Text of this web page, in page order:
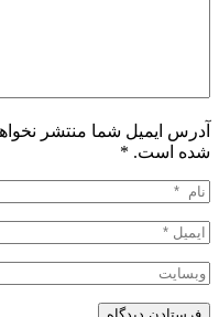
آدرس ایمیل شما منتشر
شده است. *